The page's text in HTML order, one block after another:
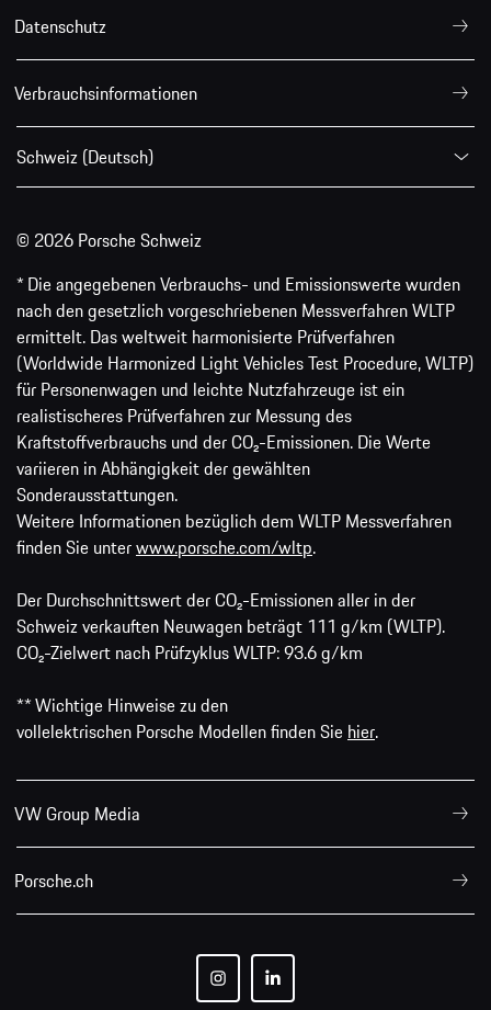
Datenschutz
Verbrauchsinformationen
Schweiz (Deutsch)
© 2026 Porsche Schweiz
* Die angegebenen Verbrauchs- und Emissionswerte wurden
nach den gesetzlich vorgeschriebenen Messverfahren WLTP
ermittelt. Das weltweit harmonisierte Prüfverfahren
(Worldwide Harmonized Light Vehicles Test Procedure, WLTP)
für Personenwagen und leichte Nutzfahrzeuge ist ein
realistischeres Prüfverfahren zur Messung des
Kraftstoffverbrauchs und der CO₂-Emissionen. Die Werte
variieren in Abhängigkeit der gewählten
Sonderausstattungen.
Weitere Informationen bezüglich dem WLTP Messverfahren
finden Sie unterwww.porsche.com/wltp.
Der Durchschnittswert der CO₂-Emissionen aller in der
Schweiz verkauften Neuwagen beträgt 111 g/km (WLTP).
CO₂-Zielwert nach Prüfzyklus WLTP: 93.6 g/km
** Wichtige Hinweise zu den
vollelektrischen Porsche Modellen finden Sie hier.
VW Group Media
Porsche.ch